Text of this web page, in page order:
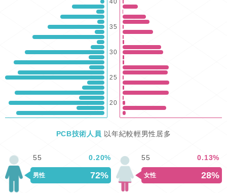
40
35
30
25
20
PCB技術人員 以年紀較輕男性居多
男性 72%
55 0.20%
女性 28%
55 0.13%